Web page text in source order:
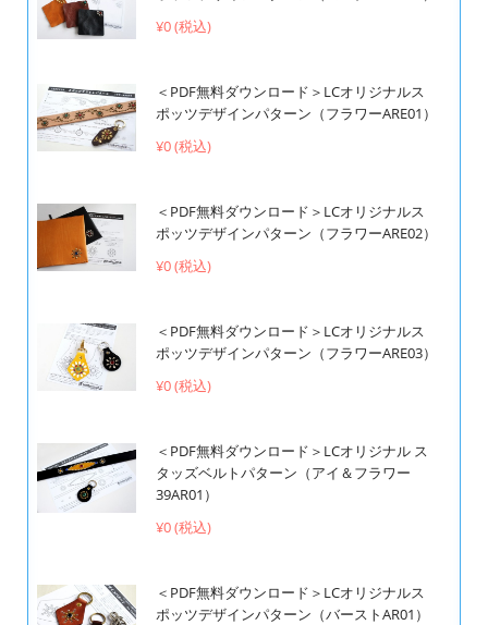
¥0 (税込)
＜PDF無料ダウンロード＞LCオリジナルス
ポッツデザインパターン（フラワーARE01）
¥0 (税込)
＜PDF無料ダウンロード＞LCオリジナルス
ポッツデザインパターン（フラワーARE02）
¥0 (税込)
＜PDF無料ダウンロード＞LCオリジナルス
ポッツデザインパターン（フラワーARE03）
¥0 (税込)
＜PDF無料ダウンロード＞LCオリジナル ス
タッズベルトパターン（アイ＆フラワー
39AR01）
¥0 (税込)
＜PDF無料ダウンロード＞LCオリジナルス
ポッツデザインパターン（バーストAR01）